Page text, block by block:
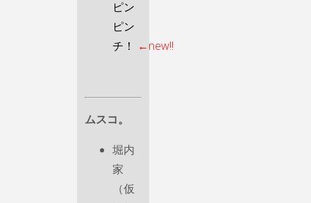
ピン
ピン
チ！
←new!!
ムスコ。
堀内
家
（仮